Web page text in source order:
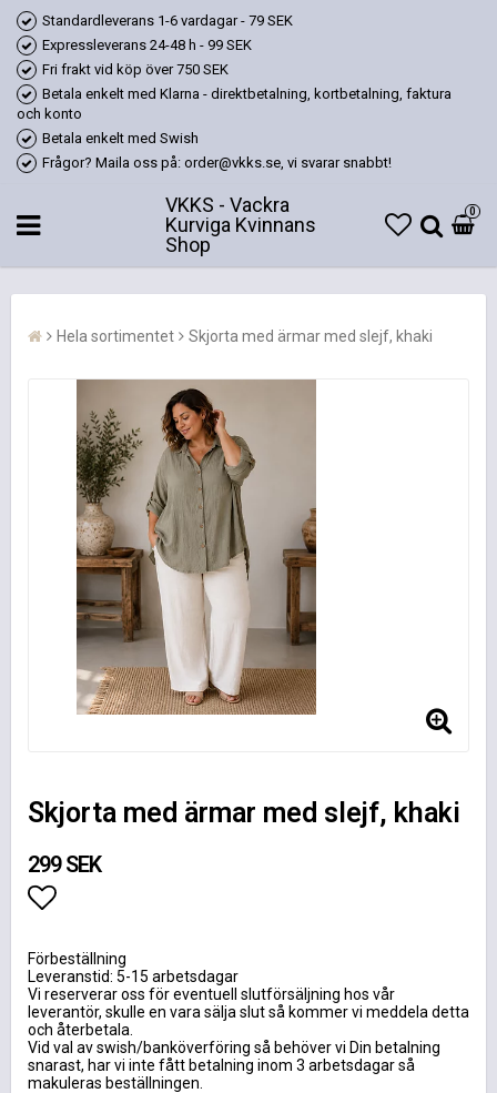
Standardleverans 1-6 vardagar - 79 SEK
Expressleverans 24-48 h - 99 SEK
Fri frakt vid köp över 750 SEK
Betala enkelt med Klarna - direktbetalning, kortbetalning, faktura
och konto
Betala enkelt med Swish
Frågor? Maila oss på: order@vkks.se, vi svarar snabbt!
VKKS - Vackra
Kurviga Kvinnans
Shop
0
Hela sortimentet Skjorta med ärmar med slejf, khaki
Skjorta med ärmar med slejf, khaki
299 SEK
Förbeställning
Leveranstid: 5-15 arbetsdagar
Vi reserverar oss för eventuell slutförsäljning hos vår
leverantör, skulle en vara sälja slut så kommer vi meddela detta
och återbetala.
Vid val av swish/banköverföring så behöver vi Din betalning
snarast, har vi inte fått betalning inom 3 arbetsdagar så
makuleras beställningen.